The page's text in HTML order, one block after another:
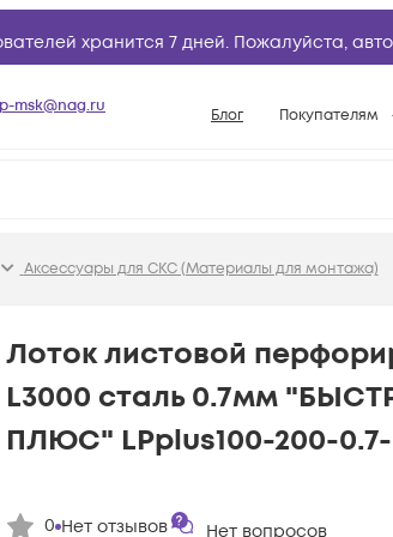
хранится 7 дней. Пожалуйста,
msk@nag.ru Блог Покупателям
Условия
Возврат
Вопросы и
База знаний
Аксессуары для СКС (Материалы для монтажа)
Лоток листовой
L3000 сталь 0.7мм
ПЛЮС" LPplus100-200-
0 Нет отзывов Нет вопросов